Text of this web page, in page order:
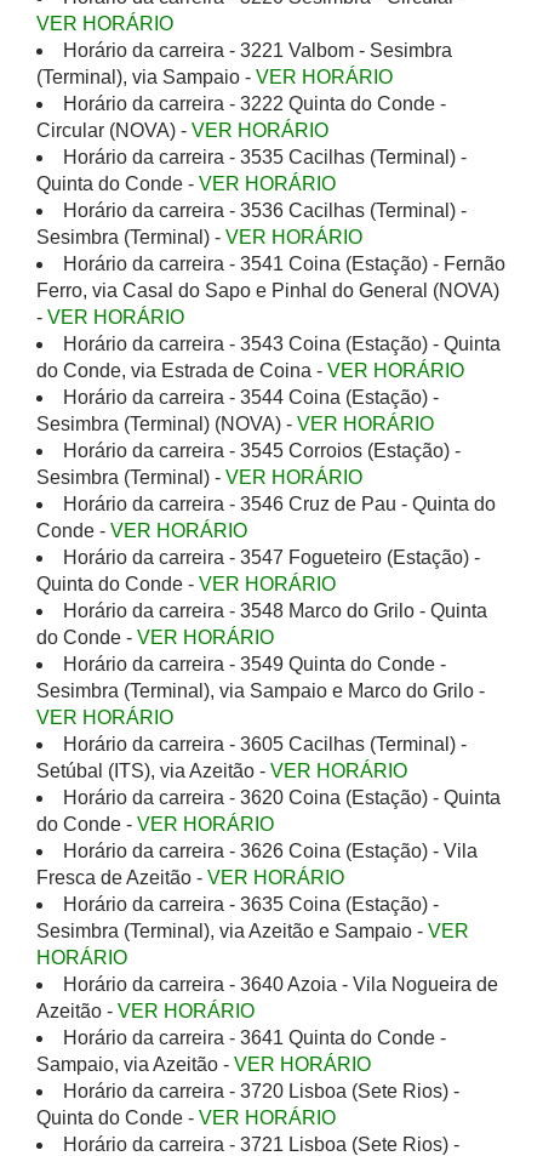
VER HORÁRIO
Horário da carreira - 3221 Valbom - Sesimbra
(Terminal), via Sampaio - VER HORÁRIO
Horário da carreira - 3222 Quinta do Conde -
Circular (NOVA) - VER HORÁRIO
Horário da carreira - 3535 Cacilhas (Terminal) -
Quinta do Conde - VER HORÁRIO
Horário da carreira - 3536 Cacilhas (Terminal) -
Sesimbra (Terminal) - VER HORÁRIO
Horário da carreira - 3541 Coina (Estação) - Fernão
Ferro, via Casal do Sapo e Pinhal do General (NOVA)
- VER HORÁRIO
Horário da carreira - 3543 Coina (Estação) - Quinta
do Conde, via Estrada de Coina - VER HORÁRIO
Horário da carreira - 3544 Coina (Estação) -
Sesimbra (Terminal) (NOVA) - VER HORÁRIO
Horário da carreira - 3545 Corroios (Estação) -
Sesimbra (Terminal) - VER HORÁRIO
Horário da carreira - 3546 Cruz de Pau - Quinta do
Conde - VER HORÁRIO
Horário da carreira - 3547 Fogueteiro (Estação) -
Quinta do Conde - VER HORÁRIO
Horário da carreira - 3548 Marco do Grilo - Quinta
do Conde - VER HORÁRIO
Horário da carreira - 3549 Quinta do Conde -
Sesimbra (Terminal), via Sampaio e Marco do Grilo -
VER HORÁRIO
Horário da carreira - 3605 Cacilhas (Terminal) -
Setúbal (ITS), via Azeitão - VER HORÁRIO
Horário da carreira - 3620 Coina (Estação) - Quinta
do Conde - VER HORÁRIO
Horário da carreira - 3626 Coina (Estação) - Vila
Fresca de Azeitão - VER HORÁRIO
Horário da carreira - 3635 Coina (Estação) -
Sesimbra (Terminal), via Azeitão e Sampaio - VER
HORÁRIO
Horário da carreira - 3640 Azoia - Vila Nogueira de
Azeitão - VER HORÁRIO
Horário da carreira - 3641 Quinta do Conde -
Sampaio, via Azeitão - VER HORÁRIO
Horário da carreira - 3720 Lisboa (Sete Rios) -
Quinta do Conde - VER HORÁRIO
Horário da carreira - 3721 Lisboa (Sete Rios) -